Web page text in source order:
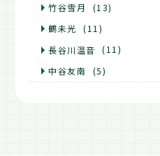
竹谷雪月
(13)
鶴未光
(11)
長谷川温音
(11)
中谷友南
(5)